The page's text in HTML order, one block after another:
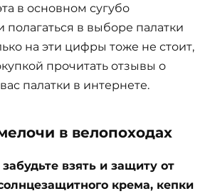
в основном сугубо
полагаться в выборе палатки
на эти цифры тоже не стоит,
прочитать отзывы о
палатки в интернете.
в велопоходах
забудьте взять и защиту от
крема, кепки